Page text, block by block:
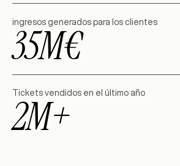
ingresos generados para los clientes
35M€
Tickets vendidos en el último año
2M+